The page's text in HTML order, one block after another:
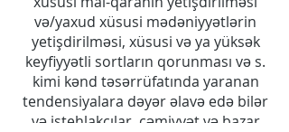
və/yaxud xüsusi mədəniyyətlərin
yetişdirilməsi, xüsusi və ya yüksək
keyfiyyətli sortların qorunması və s.
kimi kənd təsərrüfatında yaranan
tendensiyalara dəyər əlavə edə bilər
və istehlakçılar, cəmiyyət və bazar